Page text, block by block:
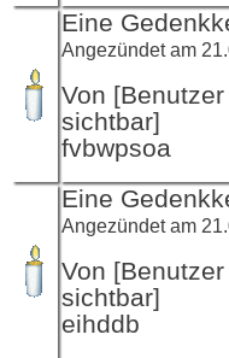
Eine
Angezündet am
Von
sichtbar]
fvbwpsoa
Eine
Angezündet am
Von
sichtbar]
eihddb